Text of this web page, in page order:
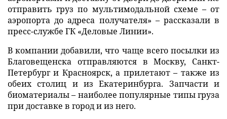
отправить груз по мультимодальной схеме – от
аэропорта до адреса получателя» – рассказали в
пресс-службе ГК «Деловые Линии».
В компании добавили, что чаще всего посылки из
Благовещенска отправляются в Москву, Санкт-
Петербург и Красноярск, а прилетают – также из
обеих столиц и из Екатеринбурга. Запчасти и
биоматериалы – наиболее популярные типы груза
при доставке в город и из него.